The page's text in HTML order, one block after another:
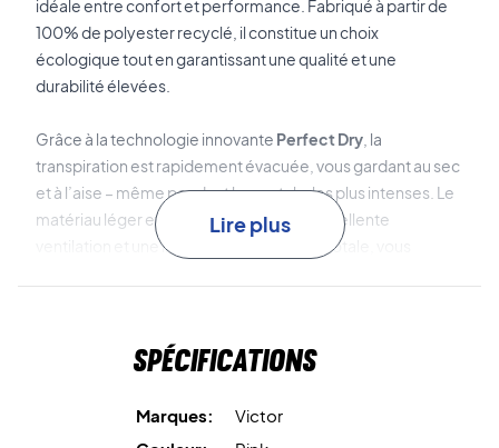
idéale entre confort et performance. Fabriqué à partir de
100% de polyester recyclé, il constitue un choix
écologique tout en garantissant une qualité et une
durabilité élevées.
Grâce à la technologie innovante Perfect Dry , la
transpiration est rapidement évacuée, vous gardant au sec
et à l’aise – même pendant les matchs les plus intenses. Le
matériau léger et respirant assure une excellente
ventilation et une liberté de mouvement totale, vous
shirt dès aujourd’hui !
Matériau : 100% polyester recyclé.
Lire plus
Spécifications
Marques:
Victor